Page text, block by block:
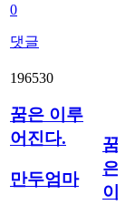
0
댓글
196530
꿈은 이루
어진다.
만두엄마
꿈
은
이